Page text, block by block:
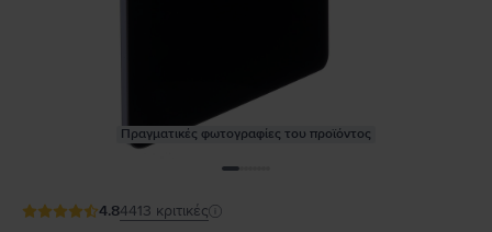
Πραγματικές φωτογραφίες του προϊόντος
4.84413 κριτικές